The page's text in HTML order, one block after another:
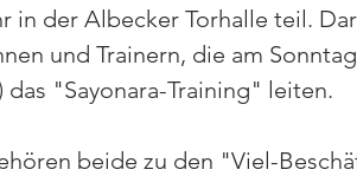
in der Albecker Torhalle teil.
und Trainern, die am
das "Sayonara-Training" leiten.
beide zu den "Viel-